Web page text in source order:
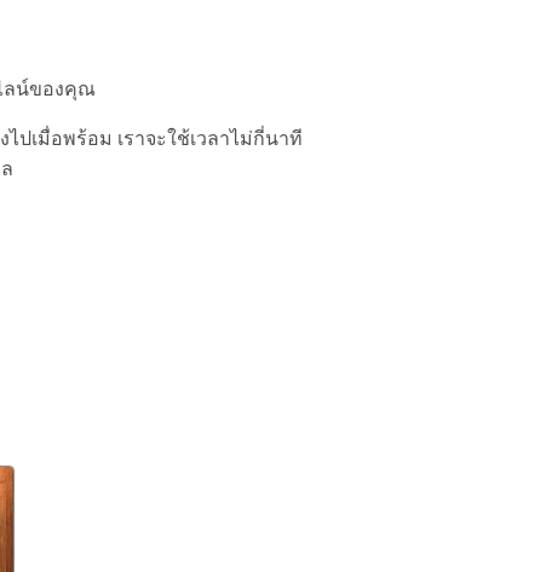
ลน์ของคุณ
ปเมื่อพร้อม เราจะใช้เวลาไม่กี่นาที